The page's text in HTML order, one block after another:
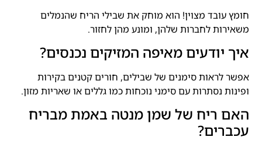
חומץ עובד מצוין! הוא מוחק את שבילי הריח שהנמלים
משאירות לחברות שלהן, ומונע מהן לחזור.
איך יודעים מאיפה המזיקים נכנסים?
אפשר לראות סימנים של שבילים, חורים קטנים בקירות
ופינות נסתרות עם סימני נוכחות כמו גללים או שאריות מזון.
האם ריח של שמן מנטה באמת מבריח
עכברים?